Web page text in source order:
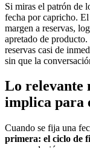
Si miras el patrón de
fecha por capricho.
margen a reservas,
apretado de
reservas casi de
sin que la
Lo relevante
implica para
Cuando se fija una
primera: el ciclo de